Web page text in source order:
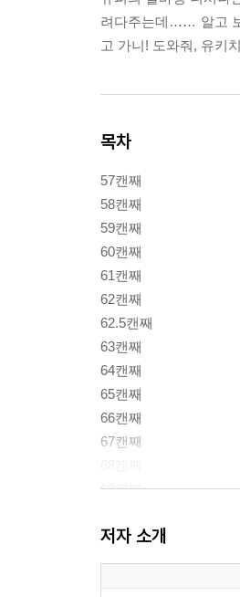
려다주는데…… 알고
고 가니! 도와줘, 유키
목차
57캔째
58캔째
59캔째
60캔째
61캔째
62캔째
62.5캔째
63캔째
64캔째
65캔째
66캔째
67캔째
69캔째
저자 소개